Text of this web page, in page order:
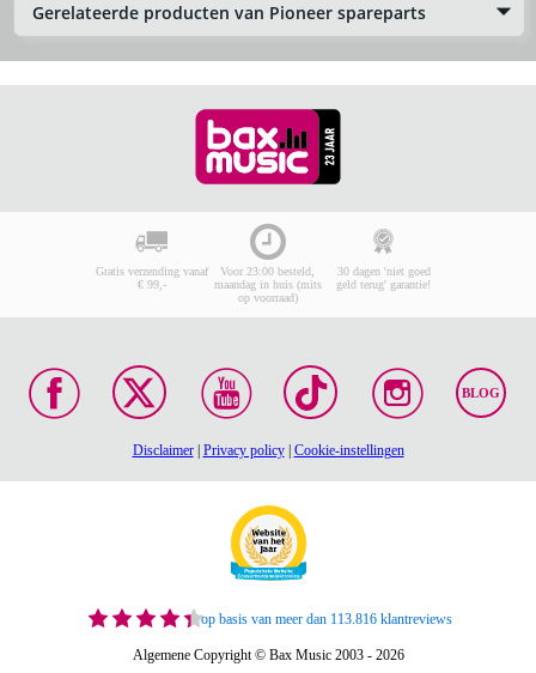
Gerelateerde producten van Pioneer spareparts
Gratis verzending vanaf
€ 99,-
Voor 23:00 besteld,
maandag in huis (mits
op voorraad)
30 dagen 'niet goed
geld terug' garantie!
BLOG
Disclaimer| Privacy policy| Cookie-instellingen
op basis van meer dan 113.816 klantreviews
Algemene Copyright © Bax Music 2003 - 2026